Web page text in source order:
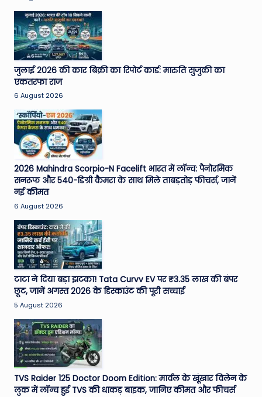
जुलाई 2026 की कार बिक्री का रिपोर्ट कार्ड: मारुति सुजुकी का
एकतरफा राज
6 August 2026
2026 Mahindra Scorpio-N Facelift भारत में लॉन्च: पैनोरमिक
सनरूफ और 540-डिग्री कैमरा के साथ मिले ताबड़तोड़ फीचर्स, जानें
नई कीमत
6 August 2026
टाटा ने दिया बड़ा झटका! Tata Curvv EV पर ₹3.35 लाख की बंपर
छूट, जानें अगस्त 2026 के डिस्काउंट की पूरी सच्चाई
5 August 2026
TVS Raider 125 Doctor Doom Edition: मार्वल के खूंखार विलेन के
लुक में लॉन्च हुई TVS की धाकड़ बाइक, जानिए कीमत और फीचर्स